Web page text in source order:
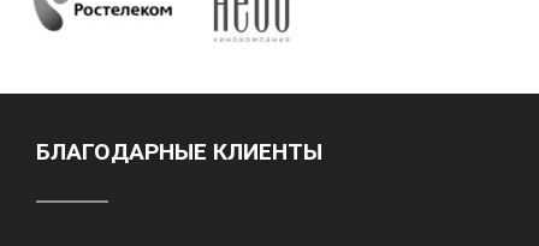
БЛАГОДАРНЫЕ КЛИЕНТЫ